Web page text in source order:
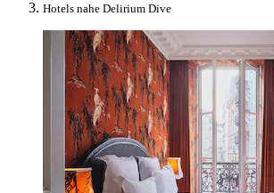
Hotels nahe Delirium Dive